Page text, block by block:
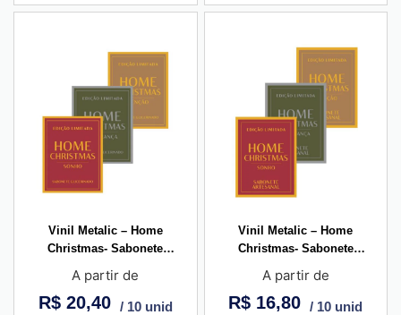
Vinil Metalic – Home
Christmas- Sabonete
A partir de
R$20,40 / 10 unid
Vinil Metalic – Home
Christmas- Sabonete
A partir de
R$ 16,80 / 10 unid